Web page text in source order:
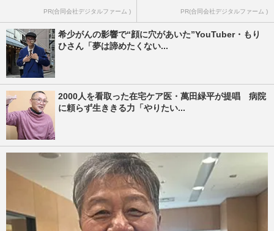
PR(合同会社デジタルファーム ) PR(合同会社デジタルファーム )
希少がんの影響で“顔に穴があいた”YouTuber・もり
ひさん「夢は諦めたくない...
2000人を看取った在宅ケア医・萬田緑平が提唱 病院
に頼らず生ききる力「やりたい...